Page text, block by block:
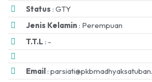
Status : GTY
Jenis Kelamin : Perempuan
T.T.L : -
Email: